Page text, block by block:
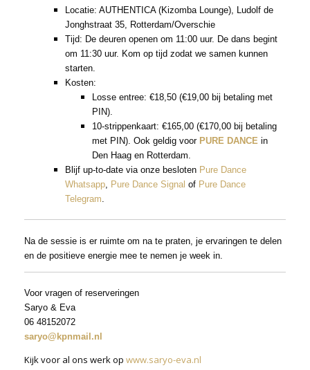
Locatie: AUTHENTICA (Kizomba Lounge), Ludolf de
Jonghstraat 35, Rotterdam/Overschie
Tijd: De deuren openen om 11:00 uur. De dans begint
om 11:30 uur. Kom op tijd zodat we samen kunnen
starten.
Kosten:
Losse entree: €18,50 (€19,00 bij betaling met
PIN).
10-strippenkaart: €165,00 (€170,00 bij betaling
met PIN). Ook geldig voor PURE DANCE in
Den Haag en Rotterdam.
Blijf up-to-date via onze besloten Pure Dance
Whatsapp, Pure Dance Signal of Pure Dance
Telegram
Na de sessie is er ruimte om na te praten, je ervaringen te delen
en de positieve energie mee te nemen je week in.
Voor vragen of reserveringen
Saryo & Eva
06 48152072
saryo@kpnmail.nl
Kijk voor al ons werk op www.saryo-eva.nl